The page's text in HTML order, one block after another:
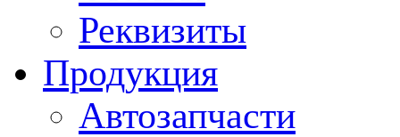
Реквизиты
Продукция
Автозапчасти